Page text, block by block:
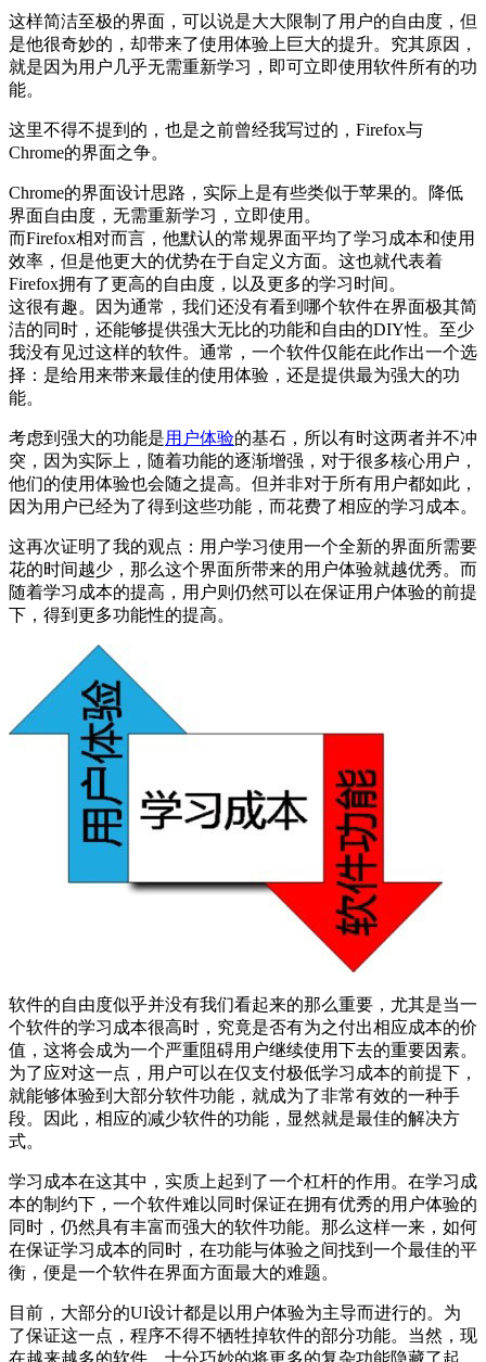
这样简洁至极的界面，可以说是大大限制了用户的自由度，但
是他很奇妙的，却带来了使用体验上巨大的提升。究其原因，
就是因为用户几乎无需重新学习，即可立即使用软件所有的功
能。
这里不得不提到的，也是之前曾经我写过的，Firefox与
Chrome的界面之争。
Chrome的界面设计思路，实际上是有些类似于苹果的。降低
界面自由度，无需重新学习，立即使用。
而Firefox相对而言，他默认的常规界面平均了学习成本和使用
效率，但是他更大的优势在于自定义方面。这也就代表着
Firefox拥有了更高的自由度，以及更多的学习时间。
这很有趣。因为通常，我们还没有看到哪个软件在界面极其简
洁的同时，还能够提供强大无比的功能和自由的DIY性。至少
我没有见过这样的软件。通常，一个软件仅能在此作出一个选
择：是给用来带来最佳的使用体验，还是提供最为强大的功
能。
考虑到强大的功能是用户体验的基石，所以有时这两者并不冲
突，因为实际上，随着功能的逐渐增强，对于很多核心用户，
他们的使用体验也会随之提高。但并非对于所有用户都如此，
因为用户已经为了得到这些功能，而花费了相应的学习成本。
这再次证明了我的观点：用户学习使用一个全新的界面所需要
花的时间越少，那么这个界面所带来的用户体验就越优秀。而
随着学习成本的提高，用户则仍然可以在保证用户体验的前提
下，得到更多功能性的提高。
软件的自由度似乎并没有我们看起来的那么重要，尤其是当一
个软件的学习成本很高时，究竟是否有为之付出相应成本的价
值，这将会成为一个严重阻碍用户继续使用下去的重要因素。
为了应对这一点，用户可以在仅支付极低学习成本的前提下，
就能够体验到大部分软件功能，就成为了非常有效的一种手
段。因此，相应的减少软件的功能，显然就是最佳的解决方
式。
学习成本在这其中，实质上起到了一个杠杆的作用。在学习成
本的制约下，一个软件难以同时保证在拥有优秀的用户体验的
同时，仍然具有丰富而强大的软件功能。那么这样一来，如何
在保证学习成本的同时，在功能与体验之间找到一个最佳的平
衡，便是一个软件在界面方面最大的难题。
目前，大部分的UI设计都是以用户体验为主导而进行的。为
了保证这一点，程序不得不牺牲掉软件的部分功能。当然，现